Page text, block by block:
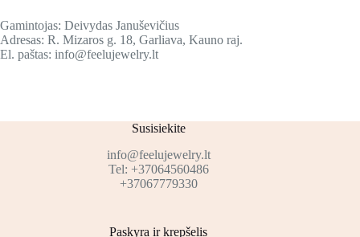
Gamintojas: Deivydas Januševičius
Adresas: R. Mizaros g. 18, Garliava, Kauno raj.
El. paštas: info@feelujewelry.lt
Susisiekite
info@feelujewelry.lt
Tel: +37064560486
+37067779330
Paskyra ir krepšelis